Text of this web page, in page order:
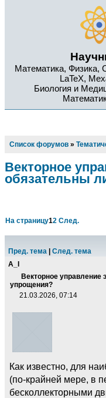
Математика, Физика,
LaTeX,
Биология и
Список форумов »
Векторное
обязательны
На страницу12 След.
Пред. тема
След. тема
A_I
Векторное управление
упрощения?
21.03.2026, 07:14
Как известно, для
(по-крайней мере, в
бесколлекторными